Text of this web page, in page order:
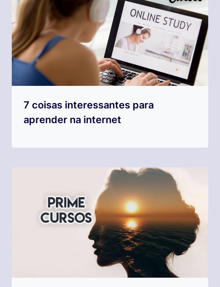
7 coisas interessantes para
aprender na internet